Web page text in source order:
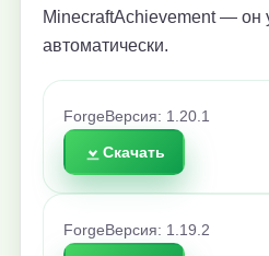
MinecraftAchievement — он
автоматически.
Forge Версия: 1.20.1
Скачать
Forge Версия: 1.19.2